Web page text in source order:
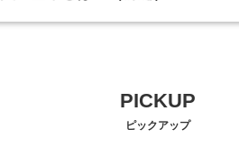
PICKUP
ピックアップ